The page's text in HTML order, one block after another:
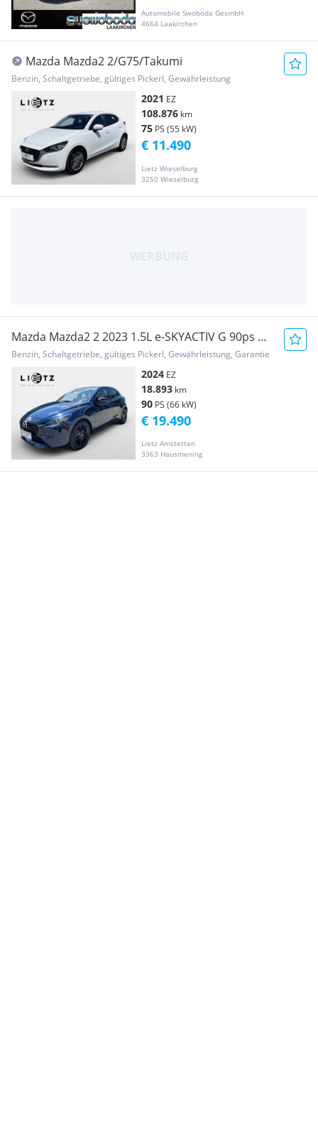
Automobile Swoboda GesmbH
4664 Laakirchen
Mazda Mazda2 2/G75/Takumi
Benzin, Schaltgetriebe, gültiges Pickerl, Gewährleistung
2021 EZ
108.876 km
75 PS (55 kW)
Lietz Wieselburg
3250 Wieselburg
€ 11.490
Mazda Mazda2 2 2023 1.5L e-SKYACTIV G 90ps MT
HOMURA
Benzin, Schaltgetriebe, gültiges Pickerl, Gewährleistung, Garantie
2024 EZ
18.893 km
90 PS (66 kW)
Lietz Amstetten
3363 Hausmening
€ 19.490